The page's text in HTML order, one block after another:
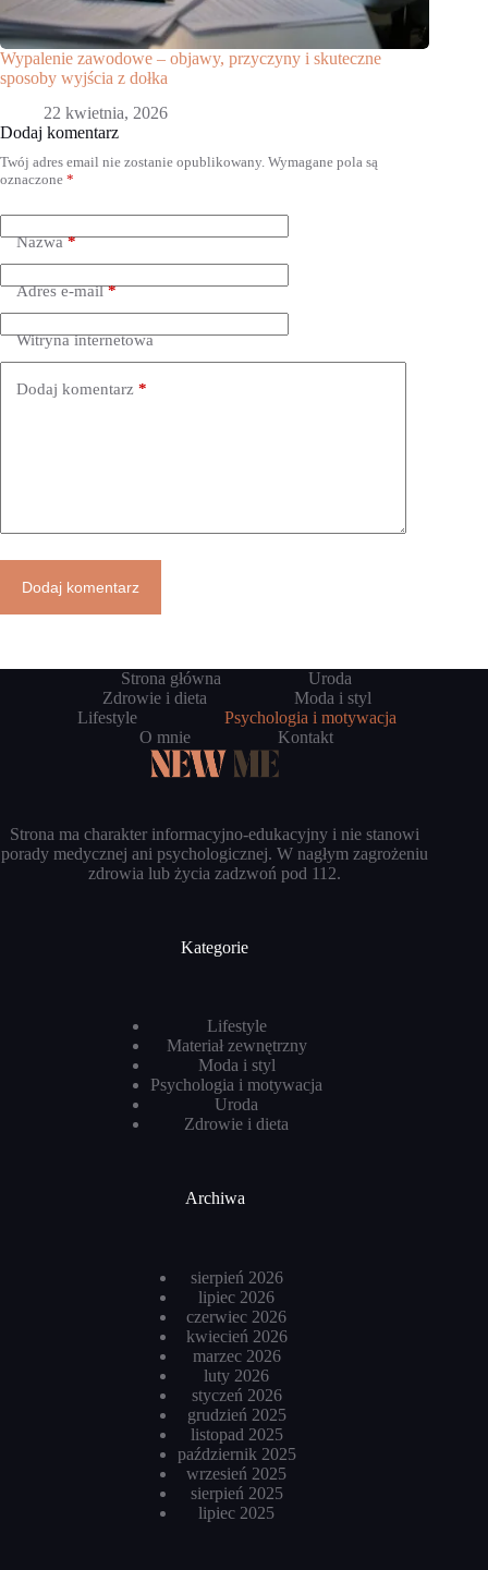
Wypalenie zawodowe – objawy, przyczyny i skuteczne
sposoby wyjścia z dołka
22 kwietnia, 2026
Dodaj komentarz
Twój adres email nie zostanie opublikowany. Wymagane pola są
oznaczone *
Nazwa*
Adres e-mail*
Witryna internetowa
Dodaj komentarz *
Dodaj komentarz
Strona główna
Uroda
Zdrowie i dieta
Moda i styl
Lifestyle
Psychologia i motywacja
O mnie
Kontakt
Strona ma charakter informacyjno-edukacyjny i nie stanowi
porady medycznej ani psychologicznej. W nagłym zagrożeniu
zdrowia lub życia zadzwoń pod 112.
Kategorie
Lifestyle
Materiał zewnętrzny
Moda i styl
Psychologia i motywacja
Uroda
Zdrowie i dieta
Archiwa
sierpień 2026
lipiec 2026
czerwiec 2026
kwiecień 2026
marzec 2026
luty 2026
styczeń 2026
grudzień 2025
listopad 2025
październik 2025
wrzesień 2025
sierpień 2025
lipiec 2025